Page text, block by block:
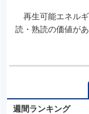
再生可能エネル
読・熟読の価値があ
週間ランキング